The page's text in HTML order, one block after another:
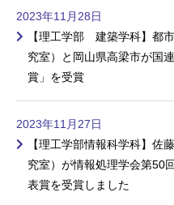
2023年11月28日
【理工学部 建築学科】都
究室）と岡山県高梁市が国
賞」を受賞
2023年11月27日
【理工学部情報科学科】佐
究室）が情報処理学会第50
表賞を受賞しました